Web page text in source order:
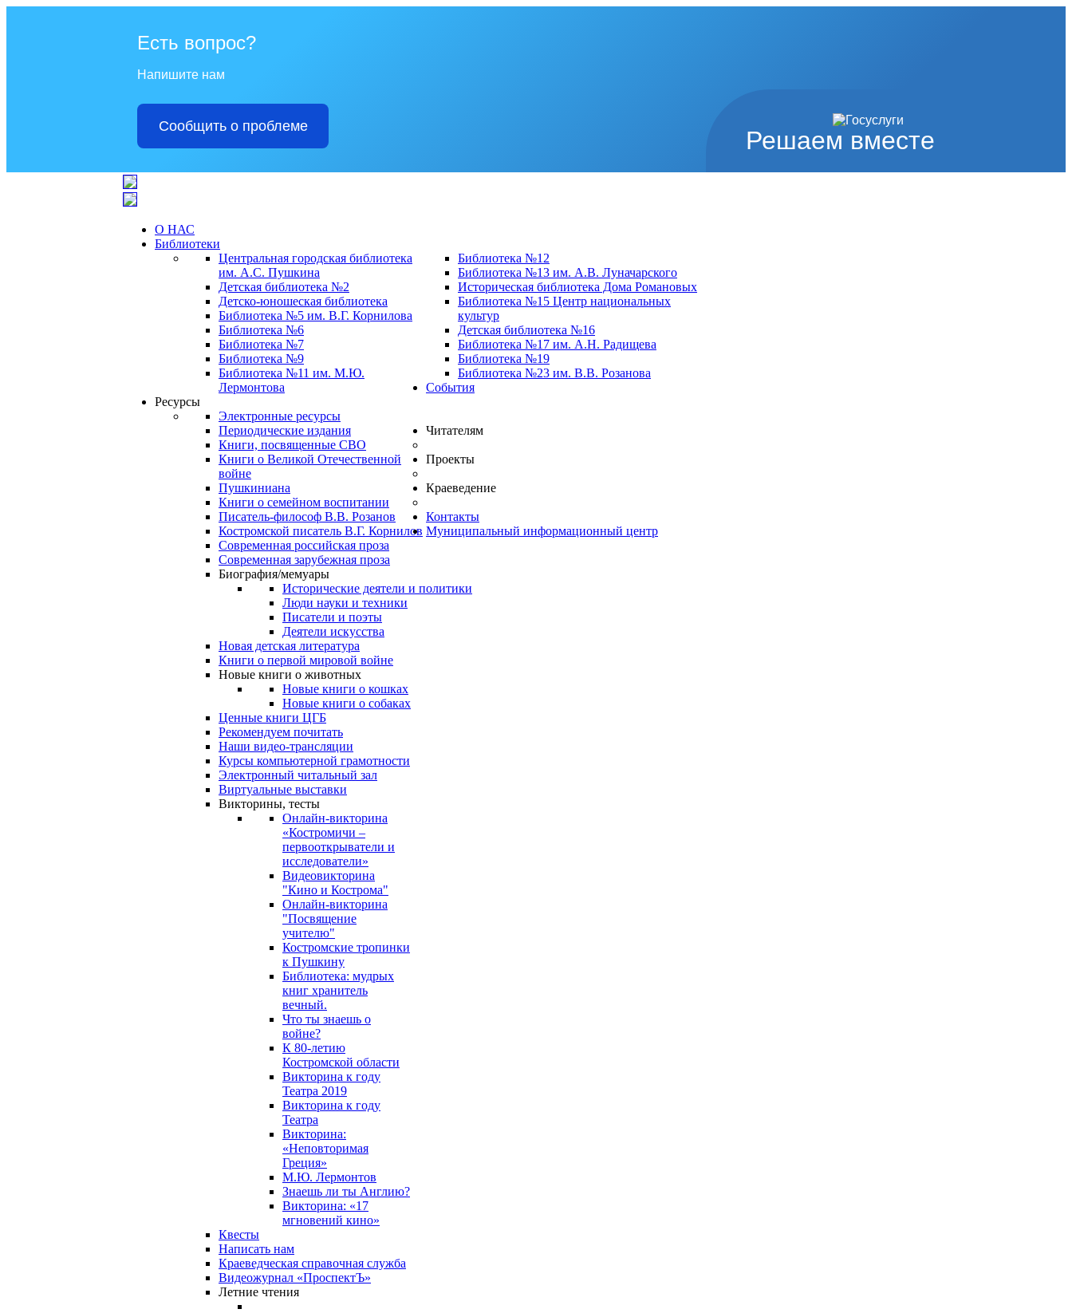
Решаем вместе
Есть вопрос?
Напишите нам
Сообщить о проблеме
О НАС
Библиотеки
Центральная городская библиотека
им. А.С. Пушкина
Детская библиотека №2
Детско-юношеская библиотека
Библиотека №5 им. В.Г. Корнилова
Библиотека №6
Библиотека №7
Библиотека №9
Библиотека №11 им. М.Ю.
Лермонтова
Библиотека №12
Библиотека №13 им. А.В. Луначарского
Историческая библиотека Дома Романовых
Библиотека №15 Центр национальных
культур
Детская библиотека №16
Библиотека №17 им. А.Н. Радищева
Библиотека №19
Библиотека №23 им. В.В. Розанова
События
Ресурсы
Электронные ресурсы
Периодические издания
Книги, посвященные СВО
Книги о Великой Отечественной
войне
Пушкиниана
Книги о семейном воспитании
Писатель-философ В.В. Розанов
Костромской писатель В.Г. Корнилов
Современная российская проза
Современная зарубежная проза
Биография/мемуары
Исторические деятели и политики
Люди науки и техники
Писатели и поэты
Деятели искусства
Новая детская литература
Книги о первой мировой войне
Новые книги о животных
Новые книги о кошках
Новые книги о собаках
Ценные книги ЦГБ
Читателям
Рекомендуем почитать
Наши видео-трансляции
Курсы компьютерной грамотности
Электронный читальный зал
Виртуальные выставки
Викторины, тесты
Онлайн-викторина
«Костромичи –
первооткрыватели и
исследователи»
Видеовикторина
"Кино и Кострома"
Онлайн-викторина
"Посвящение
учителю"
Костромские тропинки
к Пушкину
Библиотека: мудрых
книг хранитель
вечный.
Что ты знаешь о
войне?
К 80-летию
Костромской области
Викторина к году
Театра 2019
Викторина к году
Театра
Викторина:
«Неповторимая
Греция»
М.Ю. Лермонтов
Знаешь ли ты Англию?
Викторина: «17
мгновений кино»
Квесты
Написать нам
Краеведческая справочная служба
Видеожурнал «ПроспектЪ»
Проекты
Летние чтения
Краеведение
Контакты
Муниципальный информационный центр